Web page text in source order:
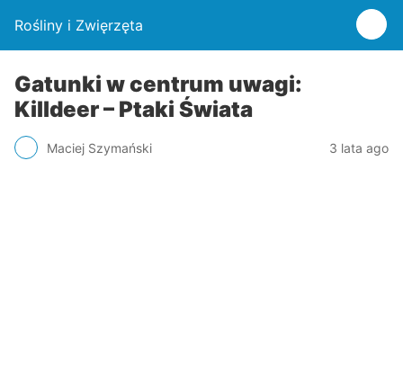
Rośliny i Zwięrzęta
Gatunki w centrum uwagi:
Killdeer – Ptaki Świata
Maciej Szymański 3 lata ago